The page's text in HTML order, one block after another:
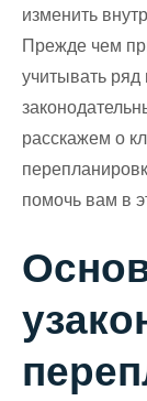
изменить
Прежде чем
учитывать
расскажем о
помочь вам в